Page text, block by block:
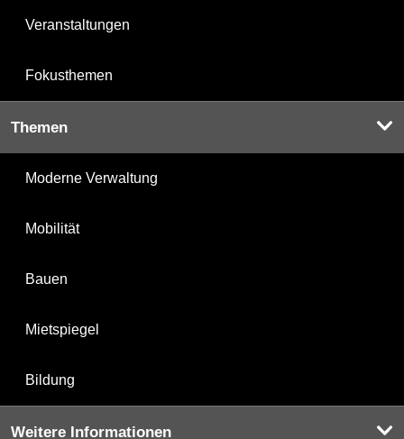
Veranstaltungen
Fokusthemen
Themen
Moderne Verwaltung
Mobilität
Bauen
Mietspiegel
Bildung
Weitere Informationen